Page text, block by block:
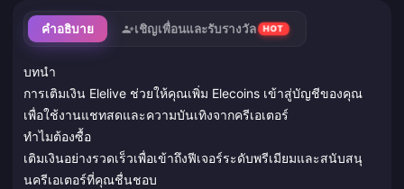
คำอธิบาย เชิญเพื่อนและรับรางวัล HOT
บทนำ
การเติมเงิน Elelive ช่วยให้คุณเพิ่ม Elecoins เข้าสู่บัญชีของคุณ
เพื่อใช้งานแชทสดและความบันเทิงจากครีเอเตอร์
ทำไมต้องซื้อ
เติมเงินอย่างรวดเร็วเพื่อเข้าถึงฟีเจอร์ระดับพรีเมียมและสนับสนุ
นครีเอเตอร์ที่คุณชื่นชอบ